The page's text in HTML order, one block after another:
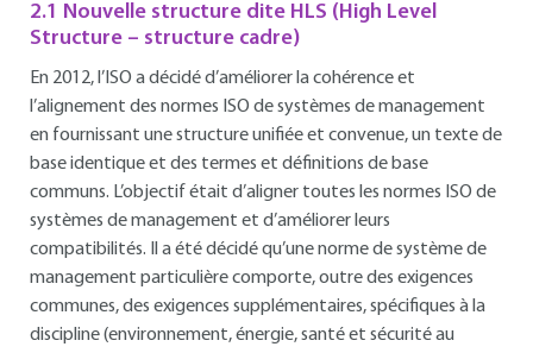
2.1 Nouvelle structure dite HLS (High Level
Structure – structure cadre)
En 2012, l’ISO a décidé d’améliorer la cohérence et
l’alignement des normes ISO de systèmes de management
en fournissant une structure unifiée et convenue, un texte de
base identique et des termes et définitions de base
communs. L’objectif était d’aligner toutes les normes ISO de
systèmes de management et d’améliorer leurs
compatibilités. Il a été décidé qu’une norme de système de
management particulière comporte, outre des exigences
communes, des exigences supplémentaires, spécifiques à la
discipline (environnement, énergie, santé et sécurité au